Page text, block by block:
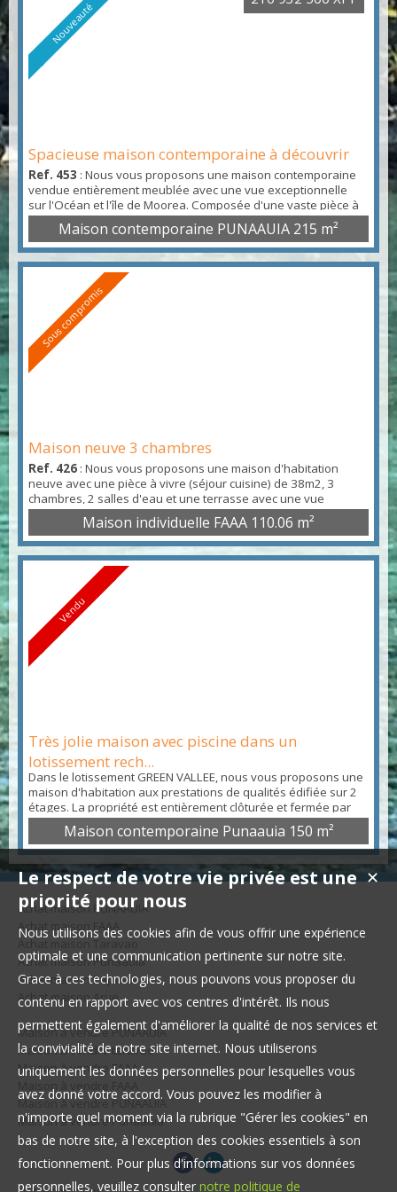
Nouveauté
Spacieuse maison contemporaine à découvrir
Ref. 453 : Nous vous proposons une maison contemporaine
vendue entièrement meublée avec une vue exceptionnelle
sur l'Océan et l'île de Moorea. Composée d'une vaste pièce à
vivre comprenant un hall d'entrée desservant la cuisine, le
séjour et la salle à manger, la maison comprend également 3
chambres climatisées dont une suite parentale, un bureau,
une buanderie, un garage couvert, une terrasse, un...
Maison contemporaine PUNAAUIA 215 m²
Sous compromis
Maison neuve 3 chambres
Ref. 426 : Nous vous proposons une maison d'habitation
neuve avec une pièce à vivre (séjour cuisine) de 38m2, 3
chambres, 2 salles d'eau et une terrasse avec une vue
dégagée. Située dans le lotissement Pamatai Hills, cette
maison neuve nécessite encore quelques travaux de finitions
et d'aménagements (Chauffe-eau solaire, clôture, portail).
Maison individuelle FAAA 110.06 m²
Vendu
Très jolie maison avec piscine dans un
lotissement rech...
Dans le lotissement GREEN VALLEE, nous vous proposons une
maison d'habitation aux prestations de qualités édifiée sur 2
étages. La propriété est entièrement clôturée et fermée par
un portail électrique qui dessert un garage pour 2 véhicules
également protégé par un volet électrique. Au 1er niveau, le
logement comprend 3 chambres climatisées (dont une suite
parentale) bénéficiant de plac...
Maison contemporaine Punaauia 150 m²
Achat maison PUNAAUIA
Achat maison FAAA
Achat maison Punaauia
Achat maison Papeete
Achat maison Arue
Maison à vendre PUNAAUIA
Maison à vendre taravao
Maison à vendre FAAA
Maison à vendre FAAA
Maison à vendre PUNAAUIA
Maison à vendre Punaauia
✕
Le respect de votre vie privée est une
priorité pour nous
Nous utilisons des cookies afin de vous offrir une expérience
optimale et une communication pertinente sur notre site.
Grace à ces technologies, nous pouvons vous proposer du
contenu en rapport avec vos centres d'intérêt. Ils nous
permettent également d'améliorer la qualité de nos services et
la convivialité de notre site internet. Nous utiliserons
uniquement les données personnelles pour lesquelles vous
avez donné votre accord. Vous pouvez les modifier à
n'importe quel moment via la rubrique "Gérer les cookies" en
bas de notre site, à l'exception des cookies essentiels à son
fonctionnement. Pour plus d'informations sur vos données
personnelles, veuillez consulter notre politique de